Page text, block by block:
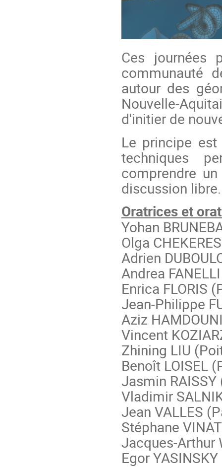
Ces journées
communauté
autour des
Nouvelle-
d'initier de
Le principe
techniques
comprendre
discussion libre.
Oratrices et
Yohan
Olga
Adrien
Andrea
Enrica FLORIS
Jean-Philippe
Aziz
Vincent
Zhining LIU
Benoît LOISEL
Jasmin
Vladimir
Jean VALLES
Stéphane
Jacques-Arthur
Egor